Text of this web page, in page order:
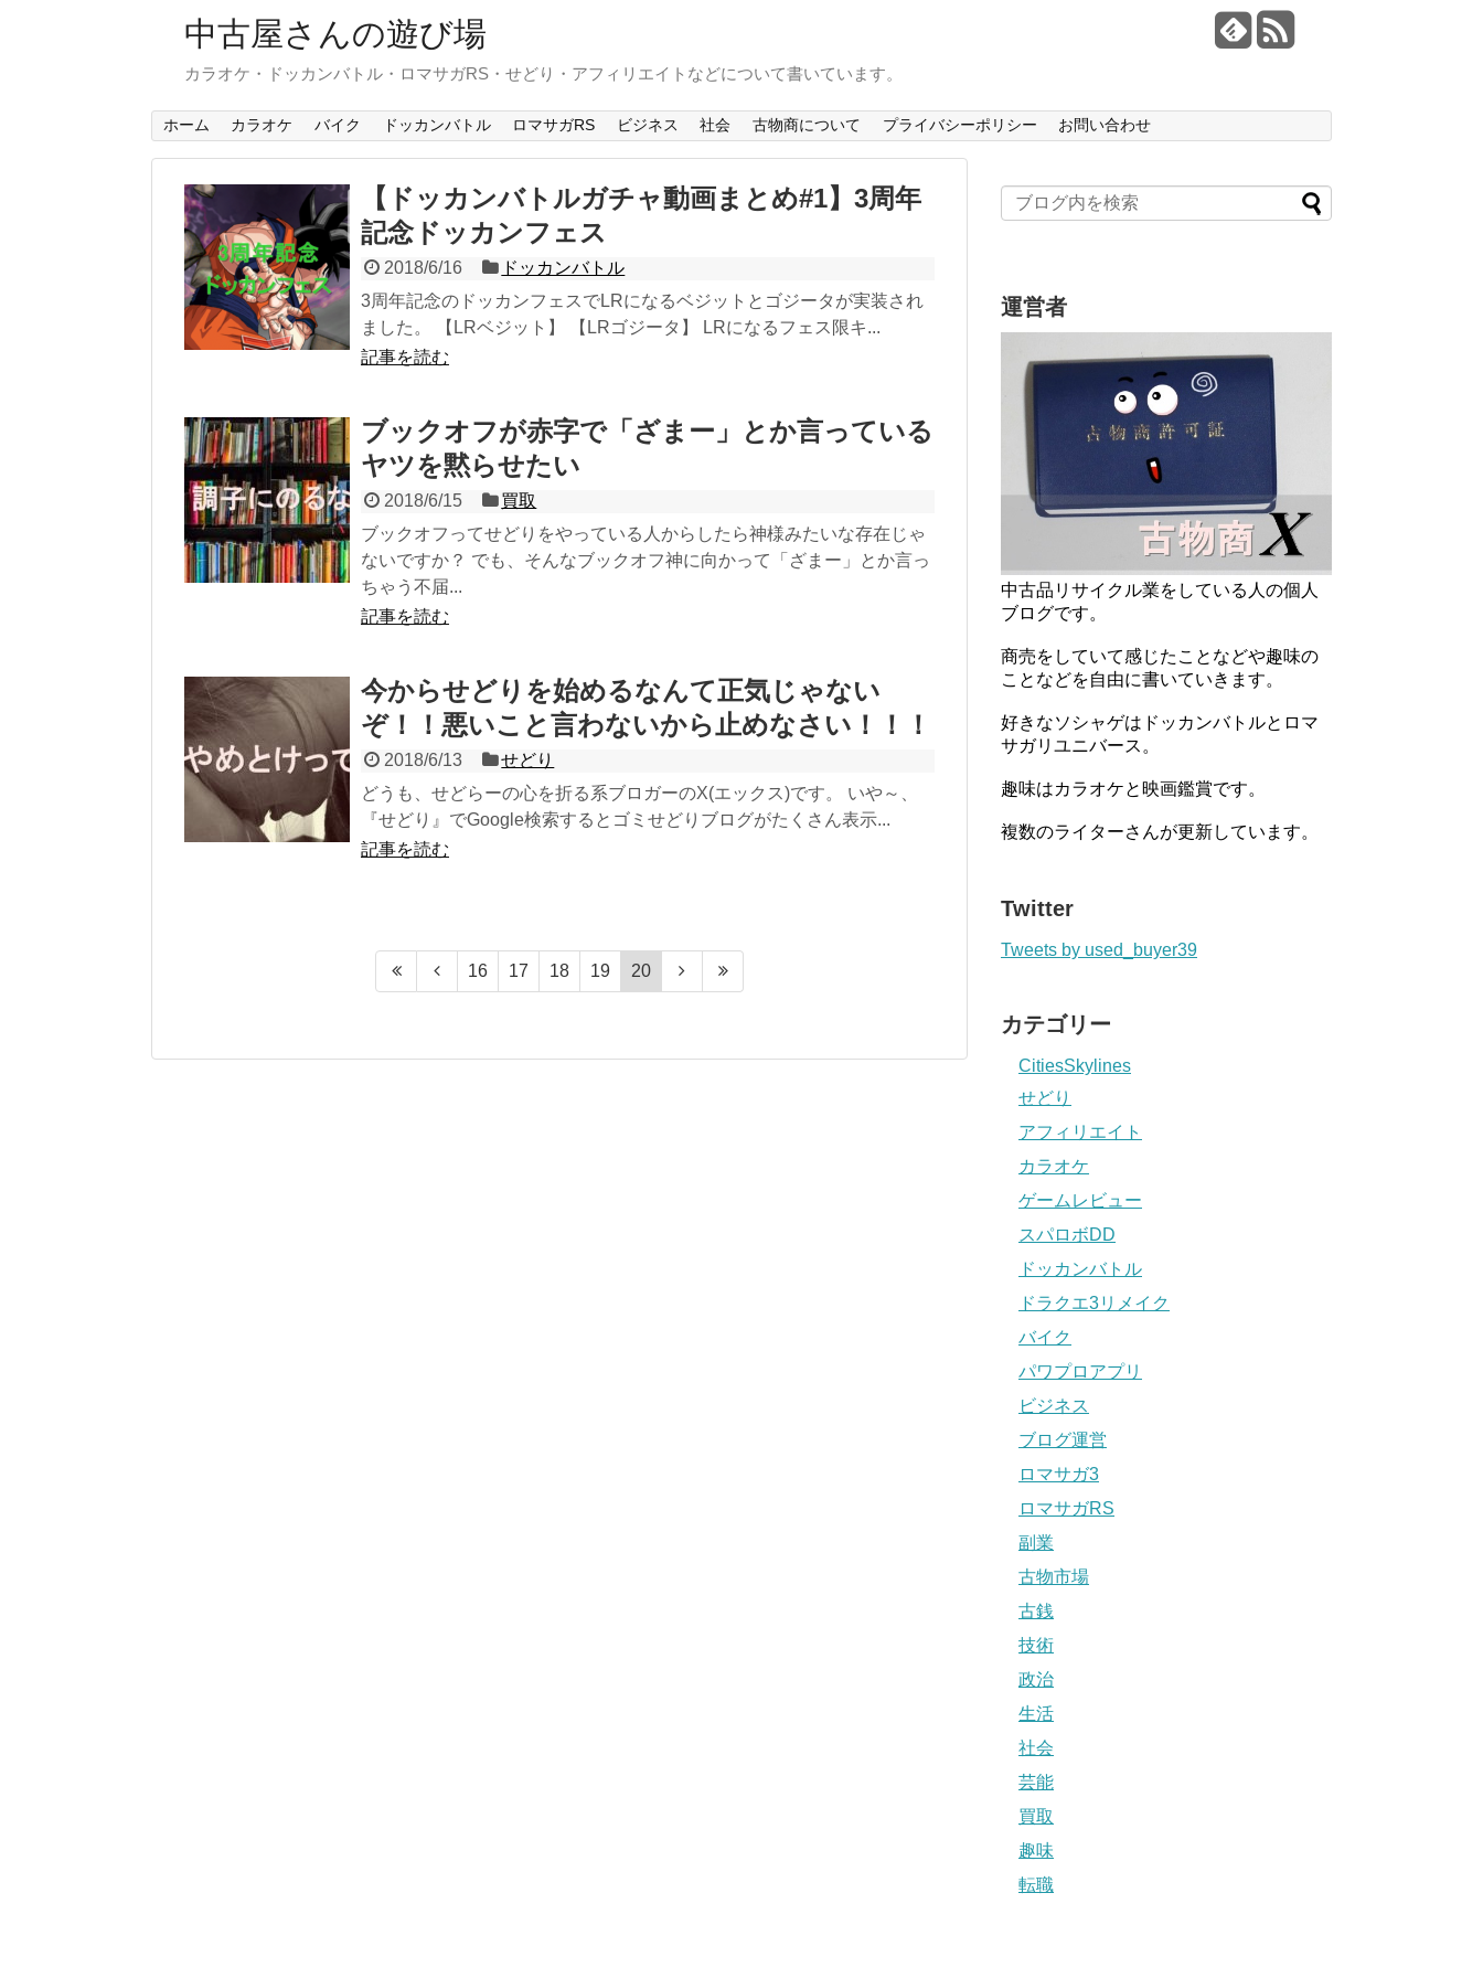
中古屋さんの遊び場
カラオケ・ドッカンバトル・ロマサガRS・せどり・アフィリエイトなどについて書いています。
ホーム カラオケ バイク ドッカンバトル ロマサガRS ビジネス 社会 古物商について プライバシーポリシー お問い合わせ
【ドッカンバトルガチャ動画まとめ#1】3周年
記念ドッカンフェス
2018/6/16
ドッカンバトル
3周年記念のドッカンフェスでLRになるベジットとゴジータが実装され
ました。 【LRベジット】 【LRゴジータ】 LRになるフェス限キ...
記事を読む
ブックオフが赤字で「ざまー」とか言っている
ヤツを黙らせたい
2018/6/15
買取
ブックオフってせどりをやっている人からしたら神様みたいな存在じゃ
ないですか？ でも、そんなブックオフ神に向かって「ざまー」とか言っ
ちゃう不届...
記事を読む
今からせどりを始めるなんて正気じゃない
ぞ！！悪いこと言わないから止めなさい！！！
2018/6/13
せどり
どうも、せどらーの心を折る系ブロガーのX(エックス)です。 いや～、
『せどり』でGoogle検索するとゴミせどりブログがたくさん表示...
記事を読む
16 17 18 19 20
運営者
中古品リサイクル業をしている人の個人
ブログです。
商売をしていて感じたことなどや趣味の
ことなどを自由に書いていきます。
好きなソシャゲはドッカンバトルとロマ
サガリユニバース。
趣味はカラオケと映画鑑賞です。
複数のライターさんが更新しています。
Twitter
Tweets by used_buyer39
カテゴリー
CitiesSkylines
せどり
アフィリエイト
カラオケ
ゲームレビュー
スパロボDD
ドッカンバトル
ドラクエ3リメイク
バイク
パワプロアプリ
ビジネス
ブログ運営
ロマサガ3
ロマサガRS
副業
古物市場
古銭
技術
政治
生活
社会
芸能
買取
趣味
転職